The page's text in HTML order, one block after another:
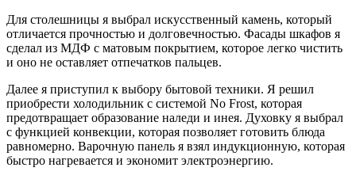
Для столешницы я выбрал искусственный камень, который
отличается прочностью и долговечностью. Фасады шкафов я
сделал из МДФ с матовым покрытием, которое легко чистить
и оно не оставляет отпечатков пальцев.
Далее я приступил к выбору бытовой техники. Я решил
приобрести холодильник с системой No Frost, которая
предотвращает образование наледи и инея. Духовку я выбрал
с функцией конвекции, которая позволяет готовить блюда
равномерно. Варочную панель я взял индукционную, которая
быстро нагревается и экономит электроэнергию.